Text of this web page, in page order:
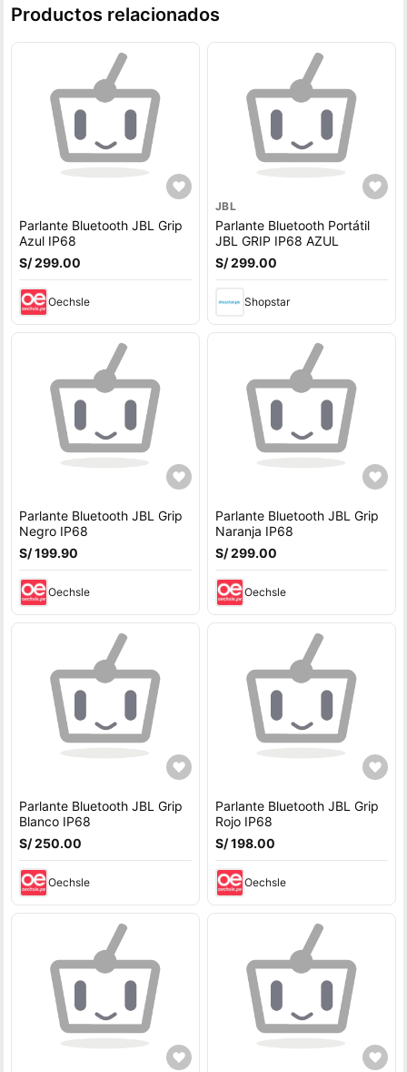
Productos relacionados
Parlante Bluetooth JBL Grip
Azul IP68
S/ 299.00
Oechsle
JBL
Parlante Bluetooth Portátil
JBL GRIP IP68 AZUL
S/ 299.00
Shopstar
Parlante Bluetooth JBL Grip
Negro IP68
S/ 199.90
Oechsle
Parlante Bluetooth JBL Grip
Naranja IP68
S/ 299.00
Oechsle
Parlante Bluetooth JBL Grip
Blanco IP68
S/ 250.00
Oechsle
Parlante Bluetooth JBL Grip
Rojo IP68
S/ 198.00
Oechsle